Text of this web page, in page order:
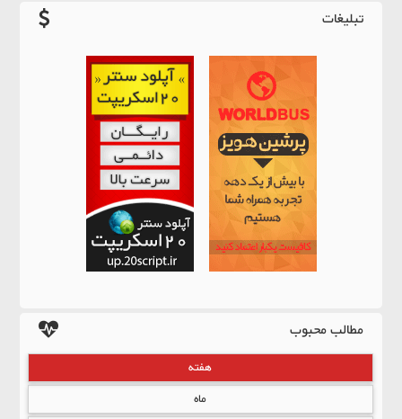
تبلیغات
مطالب محبوب
هفته
ماه